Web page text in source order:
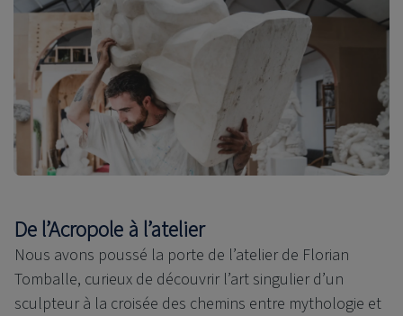
De l’Acropole à l’atelier
Nous avons poussé la porte de l’atelier de Florian
Tomballe, curieux de découvrir l’art singulier d’un
sculpteur à la croisée des chemins entre mythologie et